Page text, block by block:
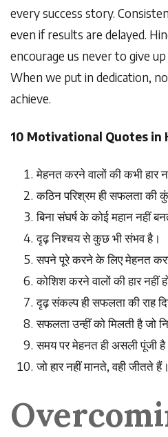
every success story.
even if results are delayed.
encourage us never to give
When we put in dedication,
achieve.
10 Motivational Quotes in
मेहनतकरनेवालोंकीकभीहार
कठिनपरिश्रमहीसफलताकी
बिनासंघर्षकेकोईमहाननहीं
दृढ़निश्चयसेकुछभीसंभवहै।
सपनेपूरेकरनेकेलिएमेहनत
कोशिशकरनेवालोंकीहारनहीं
दृढ़संकल्पहीसफलताकीराह
सफलताउन्हींकोमिलतीहैजो
समयपरमेहनतहीअसलीपूंजी
जोहारनहींमानते,वहीजीततेहैं।